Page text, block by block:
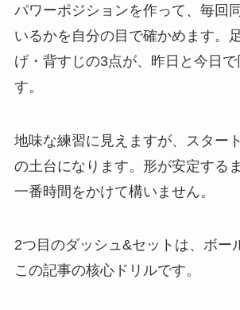
パワーポジションを作って、毎回
いるかを自分の目で確かめます。
げ・背すじの3点が、昨日と今日
す。
地味な練習に見えますが、スター
の土台になります。形が安定する
一番時間をかけて構いません。
2つ目のダッシュ&セットは、ボー
この記事の核心ドリルです。